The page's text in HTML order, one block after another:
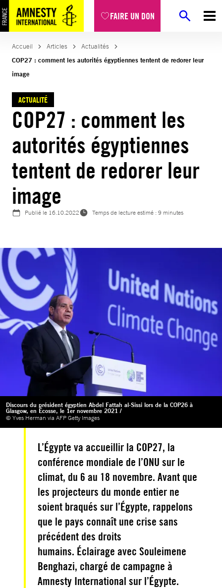
FAIRE UN DON
Aller
au
contenu
Accueil Articles
Actualités
COP27 : comment les autorités égyptiennes tentent de redorer leur
image
ACTUALITÉ
COP27 : comment les
autorités égyptiennes
tentent de redorer leur
image
Publié le 16.10.2022 Temps de lecture estimé : 9 minutes
Discours du président égyptien Abdel Fattah al-Sissi lors de la COP26 à
Glasgow, en Écosse, le 1er novembre 2021 /
© Yves Herman via AFP Getty Images
L’Égypte va accueillir la COP27, la
conférence mondiale de l’ONU sur le
climat, du 6 au 18 novembre. Avant que
les projecteurs du monde entier ne
soient braqués sur l’Égypte, rappelons
que le pays connaît une crise sans
précédent des droits
humains. Éclairage avec Souleimene
Benghazi, chargé de campagne à
Amnesty International sur l’Égypte.